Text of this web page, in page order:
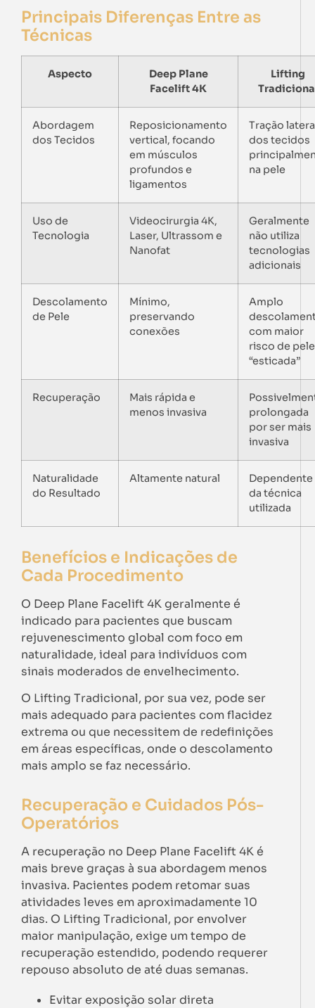
Principais Diferenças Entre as
Técnicas
Aspecto
Deep Plane
Facelift 4K
Lifting
Abordagem
dos Tecidos
Reposicionamento
vertical, focando
em músculos
profundos e
ligamentos
Tração
dos tecidos
na pele
Uso de
Tecnologia
Videocirurgia 4K,
Laser, Ultrassom e
Nanofat
Geralmente
não utiliza
tecnologias
adicionais
Descolamento
de Pele
Mínimo,
preservando
conexões
Amplo
com maior
risco de pele
“esticada”
Recuperação
Mais rápida e
menos invasiva
prolongada
por ser mais
invasiva
Naturalidade
do Resultado
Altamente natural
Dependente
da técnica
utilizada
Benefícios e Indicações de
Cada Procedimento
O Deep Plane Facelift 4K geralmente é
indicado para pacientes que buscam
rejuvenescimento global com foco em
naturalidade, ideal para indivíduos com
sinais moderados de envelhecimento.
O Lifting Tradicional, por sua vez, pode ser
mais adequado para pacientes com flacidez
extrema ou que necessitem de redefinições
em áreas específicas, onde o descolamento
mais amplo se faz necessário.
Recuperação e Cuidados Pós-
Operatórios
A recuperação no Deep Plane Facelift 4K é
mais breve graças à sua abordagem menos
invasiva. Pacientes podem retomar suas
atividades leves em aproximadamente 10
dias. O Lifting Tradicional, por envolver
maior manipulação, exige um tempo de
recuperação estendido, podendo requerer
repouso absoluto de até duas semanas.
Evitar exposição solar direta